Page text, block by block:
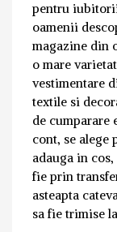
pentru
oamenii
magazine din
o mare
vestimentare
textile si
de cumparare
cont, se alege
adauga in
fie prin
asteapta
sa fie trimise